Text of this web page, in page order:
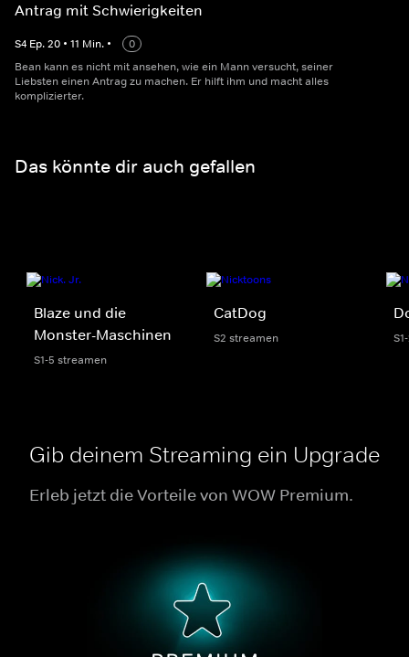
Antrag mit Schwierigkeiten
S4 Ep.20 • 11 Min. •
0
Bean kann es nicht mit ansehen, wie ein Mann versucht, seiner
Liebsten einen Antrag zu machen. Er hilft ihm und macht alles
komplizierter.
Das könnte dir auch gefallen
Blaze und die
Monster-Maschinen
S1-5 streamen
CatDog
S2 streamen
Gib deinem Streaming ein Upgrade
Erleb jetzt die Vorteile von WOW Premium.